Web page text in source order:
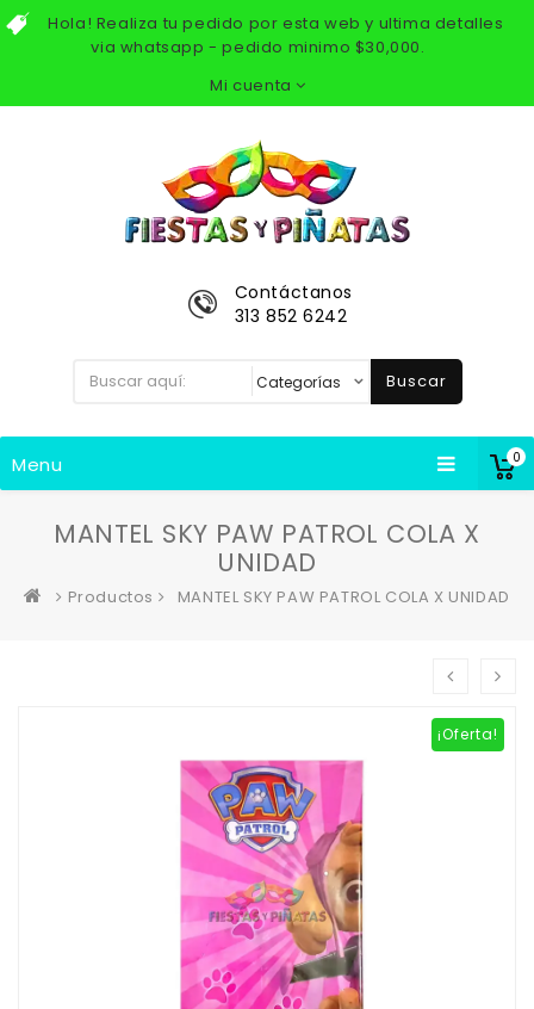
Hola! Realiza tu pedido por esta web y ultima detalles
via whatsapp - pedido minimo $30,000.
Mi cuenta
0
Contáctanos
313 852 6242
Buscar
Menu
MANTEL SKY PAW PATROL COLA X
UNIDAD
Productos MANTEL SKY PAW PATROL COLA X UNIDAD
¡Oferta!